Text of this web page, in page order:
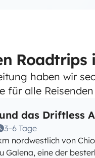
haben wir
für alle
das Driftless
3–6 Tage
nordwestlich von
Galena, eine der